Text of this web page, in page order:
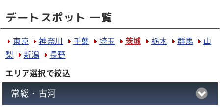
デートスポット 一覧
東京 神奈川 千葉 埼玉 茨城 栃木 群馬
山
梨
新潟
長野
エリア選択で絞込
常総・古河